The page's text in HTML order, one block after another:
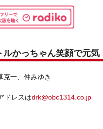
ルかっちゃん笑顔で元気
克一、仲みゆき
ドレスはdrk@obc1314.co.jp